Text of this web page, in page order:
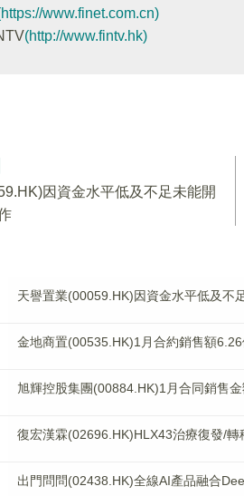
www.finet.com.cn)
(http://www.fintv.hk)
因資金水平低及不足未能開
天譽置業(00059.HK)因資金水平低及不
金地商置(00535.HK)1月合約銷售額
旭輝控股集團(00884.HK)1月合同銷售
復宏漢霖(02696.HK)HLX43治療復發/
出門問問(02438.HK)全線AI產品融合